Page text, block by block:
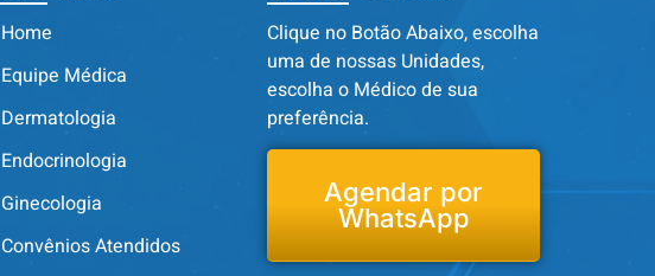
Home
Equipe Médica
Dermatologia
Endocrinologia
Ginecologia
Convênios Atendidos
Clique no Botão Abaixo, escolha
uma de nossas Unidades,
escolha o Médico de sua
preferência.
Agendar por
WhatsApp